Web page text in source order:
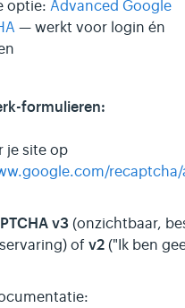
optie: Advanced Google
— werkt voor login én
formulieren:
je site op
recaptcha/
v3 (onzichtbaar,
of v2 ("Ik ben